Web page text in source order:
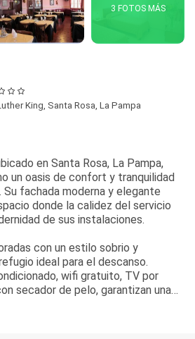
3 FOTOS MÁS
King Santa Rosa La Pampa
en Santa Rosa, La Pampa,
un oasis de confort y tranquilidad
Su fachada moderna y elegante
donde la calidez del servicio
de sus instalaciones.
con un estilo sobrio y
ideal para el descanso.
wifi gratuito, TV por
secador de pelo, garantizan una